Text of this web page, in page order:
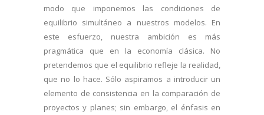
modo que imponemos las condiciones de
equilibrio simultáneo a nuestros modelos. En
este esfuerzo, nuestra ambición es más
pragmática que en la economía clásica. No
pretendemos que el equilibrio refleje la realidad,
que no lo hace. Sólo aspiramos a introducir un
elemento de consistencia en la comparación de
proyectos y planes; sin embargo, el énfasis en